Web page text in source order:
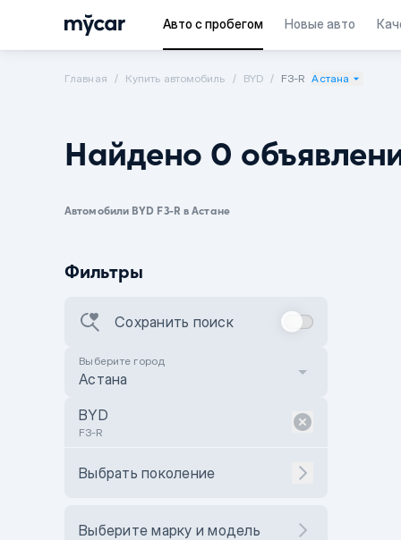
Авто с пробегом Новые авто
Главная Купить автомобиль BYD F3-R Астана
Найдено 0
Автомобили BYD F3-R в Астане
Фильтры
Сохранить поиск
Выберите город
Астана
BYD
F3-R
Выбрать поколение
Выберите марку и модель